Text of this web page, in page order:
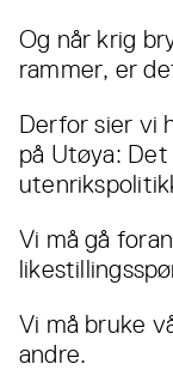
Og når krig
rammer, er
Derfor sier vi
på Utøya:
Vi må gå
Vi må bruke
andre.